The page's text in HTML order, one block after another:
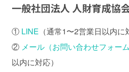
一般社団法人 人財育成協
① LINE （通常1〜2営業日以内に
② メール（お問い合わせフォーム
以内に対応）